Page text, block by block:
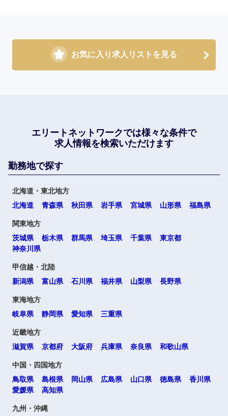
お気に入り求人リストを見る
エリートネットワークでは様々な条件で
求人情報を検索いただけます
勤務地で探す
北海道・東北地方
北海道
青森県 秋田県 岩手県 宮城県 山形県 福島県
関東地方
茨城県
栃木県 群馬県 埼玉県 千葉県
東京都
神奈川県
甲信越・北陸
新潟県
富山県 石川県 福井県 山梨県 長野県
東海地方
岐阜県
静岡県 愛知県 三重県
近畿地方
滋賀県
京都府 大阪府 兵庫県 奈良県 和歌山県
中国・四国地方
鳥取県
島根県 岡山県 広島県 山口県 徳島県
香川県
愛媛県
高知県
九州・沖縄